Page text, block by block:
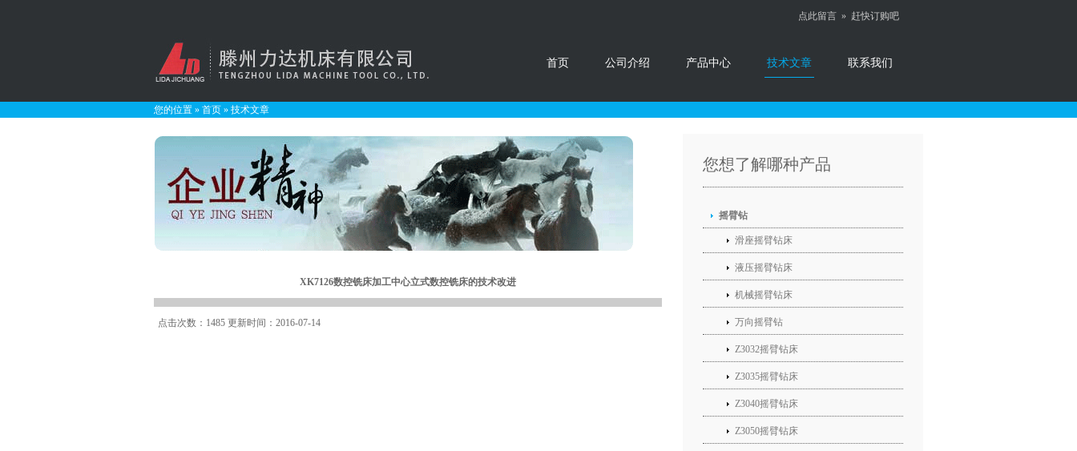
点此留言 » 赶快订购吧
首页 公司介绍 产品中心 技术文章 联系我们
您的位置 » 首页 » 技术文章
XK7126数控铣床加工中心立式数控铣床的技术改进
点击次数：1485 更新时间：2016-07-14
您想了解哪种产品
摇臂钻
滑座摇臂钻床
液压摇臂钻床
机械摇臂钻床
万向摇臂钻
Z3032摇臂钻床
Z3035摇臂钻床
Z3040摇臂钻床
Z3050摇臂钻床